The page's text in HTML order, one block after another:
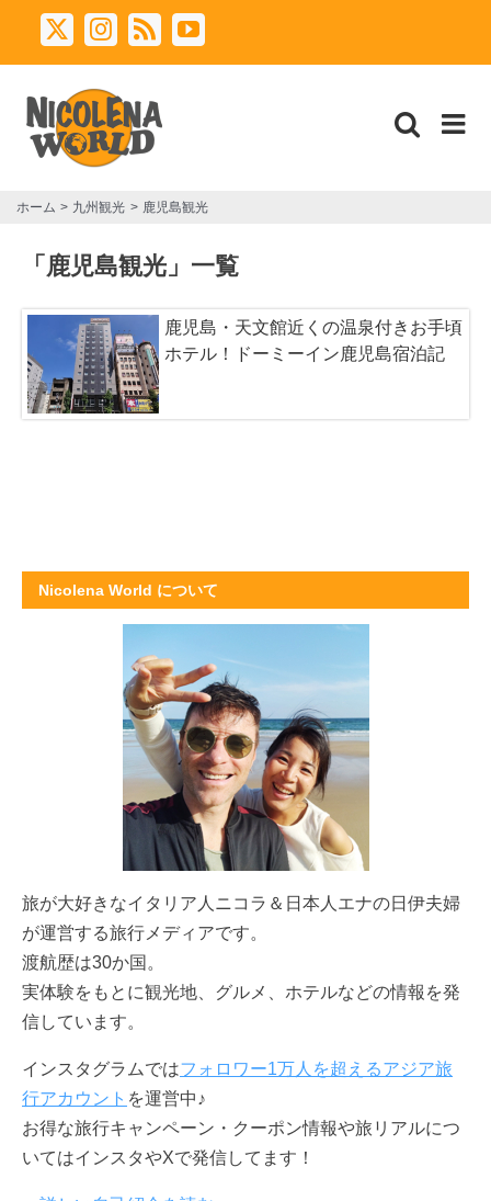
X Instagram
Rss YouTube
ホーム 九州観光 鹿児島観光
「鹿児島観光」一覧
鹿児島・天文館近くの温泉付きお手頃
ホテル！ドーミーイン鹿児島宿泊記
Nicolena World について
旅が大好きなイタリア人ニコラ＆日本人エナの日伊夫婦
が運営する旅行メディアです。
渡航歴は30か国。
実体験をもとに観光地、グルメ、ホテルなどの情報を発
信しています。
インスタグラムではフォロワー1万人を超えるアジア旅
行アカウント を運営中♪
お得な旅行キャンペーン・クーポン情報や旅リアルにつ
いてはインスタやXで発信してます！